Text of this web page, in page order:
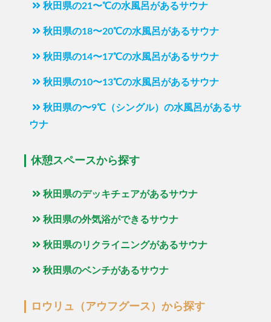
秋田県の21〜℃の水風呂があるサウナ
秋田県の18〜20℃の水風呂があるサウナ
秋田県の14〜17℃の水風呂があるサウナ
秋田県の10〜13℃の水風呂があるサウナ
秋田県の〜9℃（シングル）の水風呂があるサ
ウナ
休憩スペースから探す
秋田県のデッキチェアがあるサウナ
秋田県の外気浴ができるサウナ
秋田県のリクライニングがあるサウナ
秋田県のベンチがあるサウナ
ロウリュ（アウフグース）から探す